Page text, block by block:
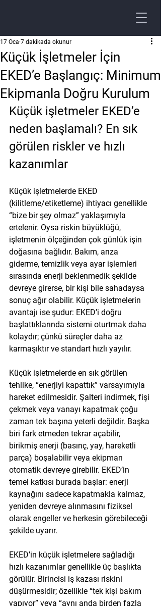
Küçük İşletmeler İçin
EKED’e Başlangıç: Minimum
Ekipmanla Doğru Kurulum
17 Oca 7 dakikada okunur
Küçük işletmeler EKED’e
neden başlamalı? En sık
görülen riskler ve hızlı
kazanımlar
Küçük işletmelerde EKED
(kilitleme/etiketleme) ihtiyacı genellikle
“bize bir şey olmaz” yaklaşımıyla
ertelenir. Oysa riskin büyüklüğü,
işletmenin ölçeğinden çok günlük işin
doğasına bağlıdır. Bakım, arıza
giderme, temizlik veya ayar işlemleri
sırasında enerji beklenmedik şekilde
devreye girerse, bir kişi bile sahadaysa
sonuç ağır olabilir. Küçük işletmelerin
avantajı ise şudur: EKED’i doğru
başlattıklarında sistemi oturtmak daha
kolaydır; çünkü süreçler daha az
karmaşıktır ve standart hızlı yayılır.
Küçük işletmelerde en sık görülen
tehlike, “enerjiyi kapattık” varsayımıyla
hareket edilmesidir. Şalteri indirmek, fişi
çekmek veya vanayı kapatmak çoğu
zaman tek başına yeterli değildir. Başka
biri fark etmeden tekrar açabilir,
birikmiş enerji (basınç, yay, hareketli
parça) boşalabilir veya ekipman
otomatik devreye girebilir. EKED’in
temel katkısı burada başlar: enerji
kaynağını sadece kapatmakla kalmaz,
yeniden devreye alınmasını fiziksel
olarak engeller ve herkesin görebileceği
şekilde uyarır.
EKED’in küçük işletmelere sağladığı
hızlı kazanımlar genellikle üç başlıkta
görülür. Birincisi iş kazası riskini
düşürmesidir; özellikle “tek kişi bakım
yapıyor” veya “aynı anda birden fazla